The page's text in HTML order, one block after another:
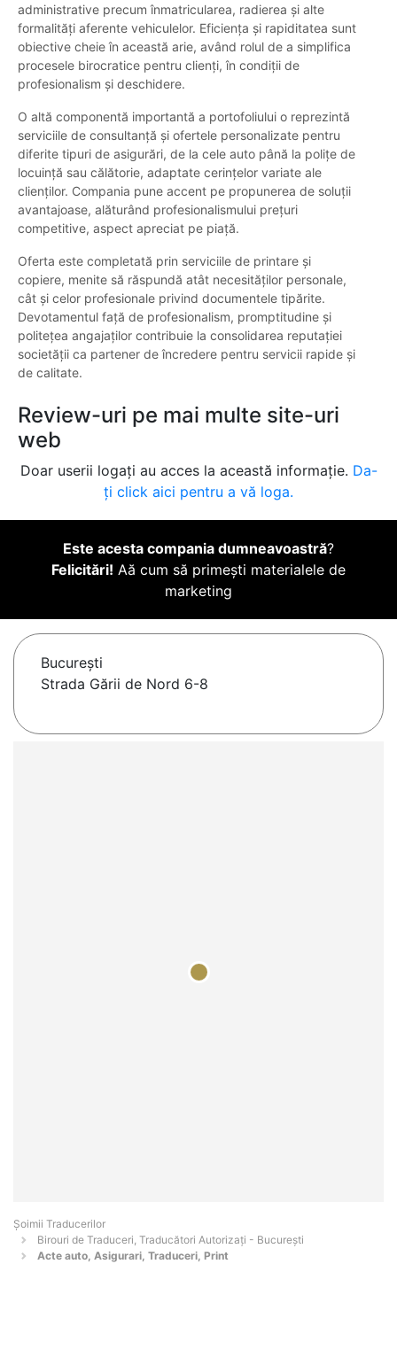
administrative precum înmatricularea, radierea și alte
formalități aferente vehiculelor. Eficiența și rapiditatea sunt
obiective cheie în această arie, având rolul de a simplifica
procesele birocratice pentru clienți, în condiții de
profesionalism și deschidere.
O altă componentă importantă a portofoliului o reprezintă
serviciile de consultanță și ofertele personalizate pentru
diferite tipuri de asigurări, de la cele auto până la polițe de
locuință sau călătorie, adaptate cerințelor variate ale
clienților. Compania pune accent pe propunerea de soluții
avantajoase, alăturând profesionalismului prețuri
competitive, aspect apreciat pe piață.
Oferta este completată prin serviciile de printare și
copiere, menite să răspundă atât necesităților personale,
cât și celor profesionale privind documentele tipărite.
Devotamentul față de profesionalism, promptitudine și
politețea angajaților contribuie la consolidarea reputației
societății ca partener de încredere pentru servicii rapide și
de calitate.
Review-uri pe mai multe site-uri
web
Doar userii logați au acces la această informație. Da-
ți click aici pentru a vă loga.
Este acesta compania dumneavoastră?
Felicitări! Aă cum să primești materialele de
marketing
Bucureşti
Strada Gării de Nord 6-8
Șoimii Traducerilor
Birouri de Traduceri, Traducători Autorizați - Bucureşti
Acte auto, Asigurari, Traduceri, Print